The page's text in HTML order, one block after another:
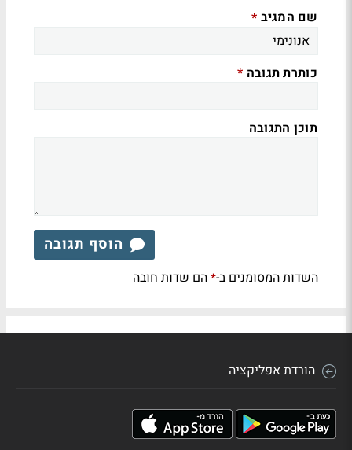
שם המגיב *
כותרת תגובה *
תוכן התגובה
הוסף תגובה
השדות המסומנים ב-*הם שדות חובה
הורדת אפליקציה